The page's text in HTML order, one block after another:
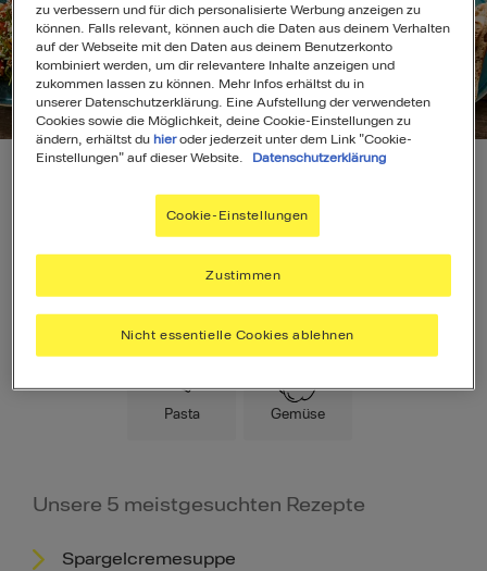
Search
Hauptspeise Fleisch Low Carb
Pasta Gemüse
Unsere 5 meistgesuchten Rezepte
Spargelcremesuppe
zu verbessern und für dich personalisierte Werbung anzeigen zu
können. Falls relevant, können auch die Daten aus deinem Verhalten
auf der Webseite mit den Daten aus deinem Benutzerkonto
kombiniert werden, um dir relevantere Inhalte anzeigen und
zukommen lassen zu können. Mehr Infos erhältst du in
unserer Datenschutzerklärung. Eine Aufstellung der verwendeten
Cookies sowie die Möglichkeit, deine Cookie-Einstellungen zu
ändern, erhältst duhieroder jederzeit unter dem Link "Cookie-
Einstellungen" auf dieser Website.
Datenschutzerklärung
Cookie-Einstellungen
Nicht essentielle Cookies ablehnen
Zustimmen